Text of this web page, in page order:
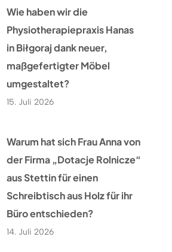
Wie haben wir die
Physiotherapiepraxis Hanas
in Biłgoraj dank neuer,
maßgefertigter Möbel
umgestaltet?
15. Juli 2026
Warum hat sich Frau Anna von
der Firma „Dotacje Rolnicze“
aus Stettin für einen
Schreibtisch aus Holz für ihr
Büro entschieden?
14. Juli 2026